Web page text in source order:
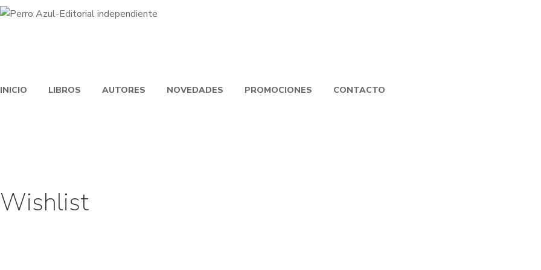
INICIO LIBROS AUTORES NOVEDADES PROMOCIONES CONTACTO
Wishlist